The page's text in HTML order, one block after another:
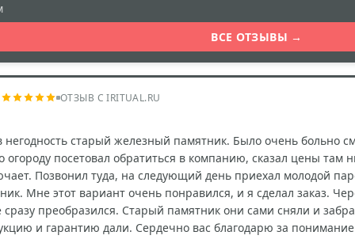
ВСЕ ОТЗЫВЫ →
ОТЗЫВ С IRITUAL.RU
старый железный памятник. Было очень больно
посетовал обратиться в компанию, сказал цены там
Позвонил туда, на следующий день приехал молодой
Мне этот вариант очень понравился, и я сделал заказ.
сразу преобразился. Старый памятник они сами сняли и
и гарантию дали. Сердечно вас благодарю за